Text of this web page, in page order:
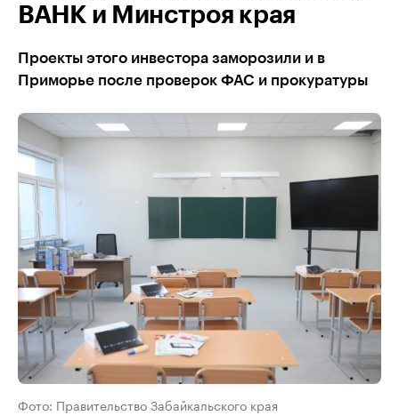
ВАНК и Минстроя края
Проекты этого инвестора заморозили и в
Приморье после проверок ФАС и прокуратуры
Фото: Правительство Забайкальского края